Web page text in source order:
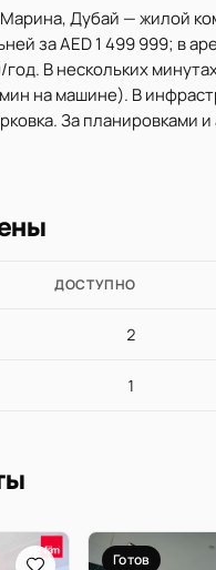
Дубай — жилой
за AED 1 499 999; в
В нескольких
на машине). В
За планировками
ДОСТУПНО
2
1
Готов